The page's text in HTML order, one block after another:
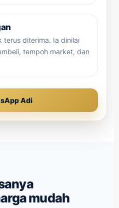
terus diterima. Ia dinilai
tempoh market, dan
Adi
mudah